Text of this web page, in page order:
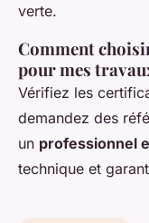
verte.
Comment
pour mes
Vérifiez les
demandez des
un professionnel
technique et